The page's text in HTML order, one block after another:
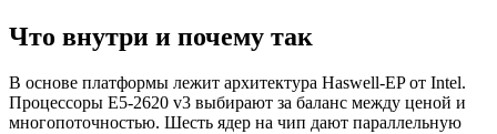
Что внутри и почему так
В основе платформы лежит архитектура Haswell-EP от Intel.
Процессоры E5-2620 v3 выбирают за баланс между ценой и
многопоточностью. Шесть ядер на чип дают параллельную